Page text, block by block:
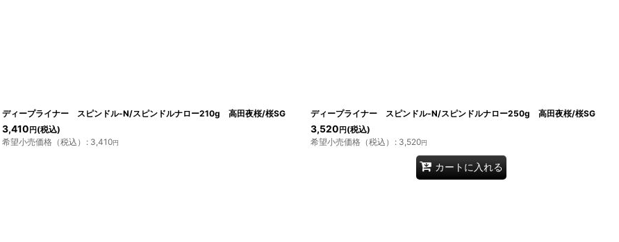
ディープライナー スピンドル-N/スピンドルナロー210g 高田夜桜/桜SG
3,410 円(税込)
希望小売価格（税込） : 3,410円
ディープライナー スピンドル-N/スピンドルナロー250g 高田夜桜/桜SG
3,520 円 (税込)
希望小売価格（税込） : 3,520円
カートに入れる